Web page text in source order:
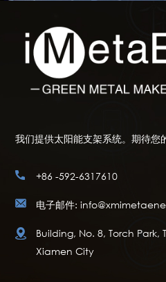
我们提供太阳能支架系统。期待您
+86 -592-6317610
电子邮件:
Building, No. 8, Torch
Xiamen City